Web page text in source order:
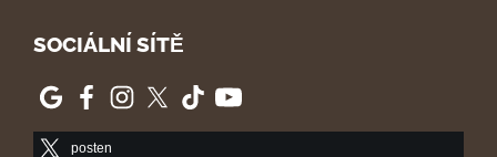
SOCIÁLNÍ SÍTĚ
posten